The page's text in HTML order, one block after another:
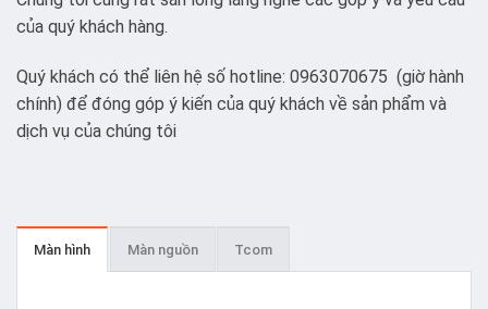
của quý khách hàng.
Quý khách có thể liên hệ số hotline: 0963070675 (giờ hành
chính) để đóng góp ý kiến của quý khách về sản phẩm và
dịch vụ của chúng tôi
Màn hình Màn nguồn Tcom